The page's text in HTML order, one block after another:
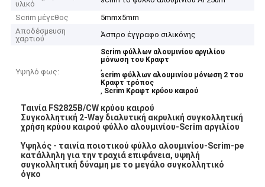
υλικό
Scrim μέγεθος
5mmx5mm
Αποδέσμευση
χαρτιού
Άσπρο έγγραφο σιλικόνης
Υψηλό φως:
Scrim φύλλων αλουμινίου αργιλίου
μόνωση του Κραφτ
,
scrim φύλλων αλουμινίου μόνωση 2 του
Κραφτ τρόπος
, Scrim Κραφτ κρύου καιρού
Ταινία FS2825B/CW κρύου καιρού
Συγκολλητική 2-Way διαλυτική ακρυλική συγκολλητική
χρήση κρύου καιρού φύλλο αλουμινίου-Scrim αργιλίου
Υψηλός - ταινία ποιοτικού φύλλο αλουμινίου-Scrim-pe
κατάλληλη για την τραχιά επιφάνεια, υψηλή
συγκολλητική δύναμη με το μεγάλο συγκολλητικό
όγκο